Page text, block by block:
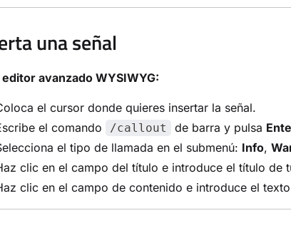
una señal
editor avanzado WYSIWYG:
el cursor donde quieres insertar la señal.
el comando
/callout de barra y pulsa
el tipo de llamada en el submenú: Info,
clic en el campo del título e introduce el título de
clic en el campo de contenido e introduce el